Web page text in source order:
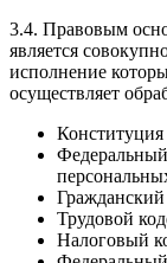
3.4. Правовым
является
исполнение
осуществляет
Трудовой
Налоговый